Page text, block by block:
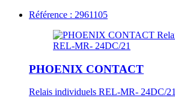
Référence : 2961105
PHOENIX CONTACT
Relais individuels REL-MR- 24DC/21